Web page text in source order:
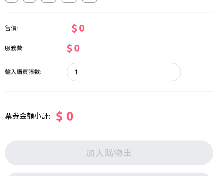
售價: $ 0
服務費: $ 0
輸入購買張數:
票券金額小計: $ 0
加入購物車